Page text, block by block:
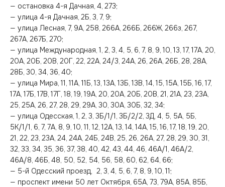
— остановка 4-я Дачная, 4, 273;
— улица 4-я Дачная, 2Б, 3, 7, 9;
— улица Лесная, 7, 9А, 258, 266А, 266Б, 266Ж, 266з, 267,
267А, 267Б, 270;
— улица Международная, 1, 2, 3, 4, 5, 6, 7, 8, 9, 10, 13, 17, 17А, 20,
20А, 20Б, 20В, 20Г, 22, 22А, 24/3, 24А, 26, 26А, 26Б, 28, 28А,
28Б, 30, 34, 36, 40;
— улица Мира, 11, 11А, 11Б, 13, 13А, 13Б, 13В, 14, 15, 15А, 15Б, 16, 17,
17А, 17Б, 17В, 17Г, 18, 19, 19А, 20, 20А, 20Б, 20В, 21, 21А, 23, 23А,
25, 25А, 26, 27, 28, 29, 29А, 30, 30А, 30Б, 32, 34;
— улица Одесская, 1, 2, 3, 3Б/1/1, 3Б/2/2, 3Д, 4, 5, 5А, 5Б,
5К/1/1, 6, 7, 7А, 8, 9, 10, 11, 12, 12А, 13, 14, 14А, 15, 16, 17, 18, 19, 20,
21, 22, 23, 23А, 24, 24А, 24Б, 24В, 25, 26, 26А, 27, 28, 29, 30, 31,
32, 33, 34, 35, 36, 37, 38, 40, 42, 43, 44, 46, 46А/1, 46А/2,
46А/8, 46Б, 48, 50, 52, 54, 56, 58, 60, 62, 64, 66;
— 5-й Одесский проезд, 2, 3, 4, 5, 6, 7, 8, 9, 10, 11;
— проспект имени 50 лет Октября, 65А, 73, 79А, 85А, 85Б,